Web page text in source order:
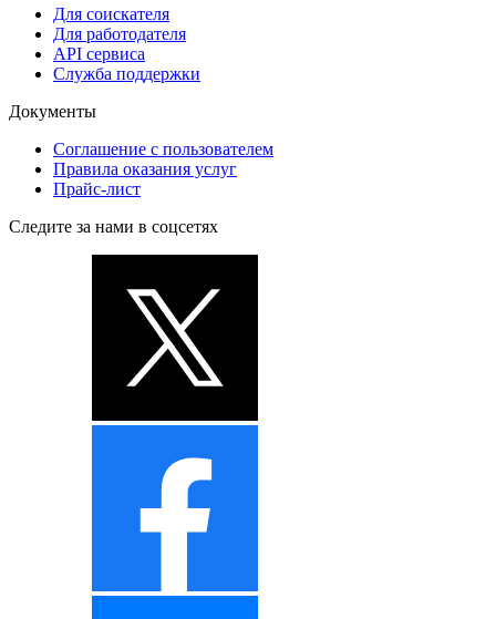
Для соискателя
Для работодателя
API сервиса
Служба поддержки
Документы
Соглашение с пользователем
Правила оказания услуг
Прайс-лист
Следите за нами в соцсетях